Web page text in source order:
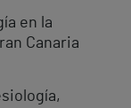
en la
Canaria